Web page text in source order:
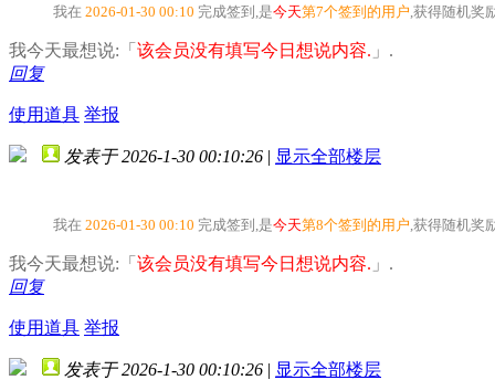
我在 2026-01-30 00:10 完成签到,是今天第7个签到的用户 ,获得随机奖
我今天最想说:「 该会员没有填写今日想说内容. 」.
回复
使用道具 举报
发表于 2026-1-30 00:10:26 | 显示全部楼层
我在 2026-01-30 00:10 完成签到,是今天第8个签到的用户 ,获得随机奖
我今天最想说:「 该会员没有填写今日想说内容. 」.
回复
使用道具 举报
发表于 2026-1-30 00:10:26 | 显示全部楼层